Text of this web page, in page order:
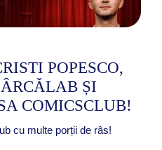
POPESCO,
ȘI
COMICSCLUB!
cu multe porții de râs!